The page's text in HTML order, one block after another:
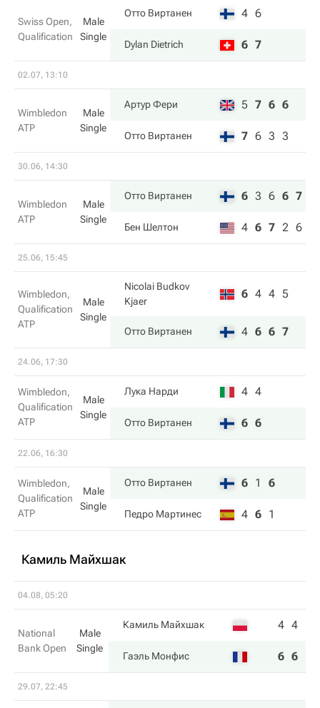
Swiss Open,
Qualification
Male
Single
Отто Виртанен 4 6
Dylan Dietrich 6 7
02.07, 13:10
Wimbledon
ATP
Male
Single
Артур Фери 5 7 6 6
Отто Виртанен 7 6 3 3
30.06, 14:30
Wimbledon
ATP
Male
Single
Отто Виртанен 6 3 6 6 7
Бен Шелтон 4 6 7 2 6
25.06, 15:45
Wimbledon,
Qualification
ATP
Male
Single
Nicolai Budkov
Kjaer
6 4 4 5
Отто Виртанен 4 6 6 7
24.06, 17:30
Wimbledon,
Qualification
ATP
Male
Single
Лука Нарди 4 4
Отто Виртанен 6 6
22.06, 16:30
Wimbledon,
Qualification
ATP
Male
Single
Отто Виртанен 6 1 6
Педро Мартинес 4 6 1
Камиль Майхшак
04.08, 05:20
National
Bank Open
Male
Single
Камиль Майхшак 4 4
Гаэль Монфис 6 6
29.07, 22:45